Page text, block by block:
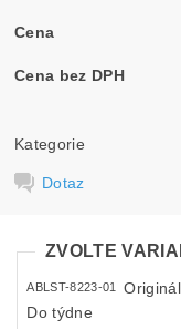
Cena
Cena bez DPH
Kategorie
Dotaz
ZVOLTE
ABLST-8223-01
Do týdne